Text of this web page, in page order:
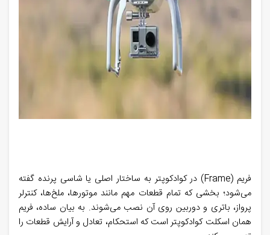
فریم (Frame) در کوادکوپتر به ساختار اصلی یا شاسی پرنده گفته
می‌شود؛ بخشی که تمام قطعات مهم مانند موتور‌ها، ملخ‌ها، کنترلر
پرواز، باتری و دوربین روی آن نصب می‌شوند. به بیان ساده، فریم
همان اسکلت کوادکوپتر است که استحکام، تعادل و آرایش قطعات را